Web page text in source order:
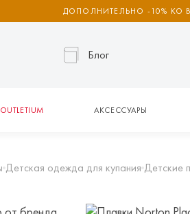
ДОПОЛНИТЕЛЬНО -10% КО
Блог
OUTLETIUM АКСЕССУАРЫ
Детская одежда для купания Детские